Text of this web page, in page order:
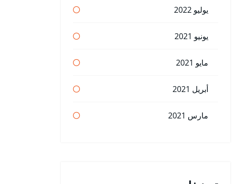
يوليو 2022
يونيو 2021
مايو 2021
أبريل 2021
مارس 2021